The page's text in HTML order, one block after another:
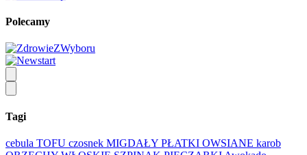
Polecamy
Tagi
cebula TOFU czosnek MIGDAŁY PŁATKI OWSIANE karob